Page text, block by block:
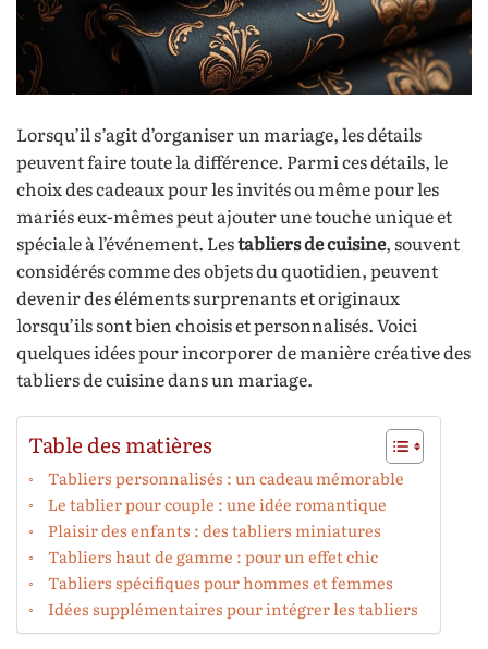
Lorsqu’il s’agit d’organiser un mariage, les détails
peuvent faire toute la différence. Parmi ces détails, le
choix des cadeaux pour les invités ou même pour les
mariés eux-mêmes peut ajouter une touche unique et
spéciale à l’événement. Lestabliers de cuisine, souvent
considérés comme des objets du quotidien, peuvent
devenir des éléments surprenants et originaux
lorsqu’ils sont bien choisis et personnalisés. Voici
quelques idées pour incorporer de manière créative des
tabliers de cuisine dans un mariage.
Table des matières
Tabliers personnalisés : un cadeau mémorable
Le tablier pour couple : une idée romantique
Plaisir des enfants : des tabliers miniatures
Tabliers haut de gamme : pour un effet chic
Tabliers spécifiques pour hommes et femmes
Idées supplémentaires pour intégrer les tabliers